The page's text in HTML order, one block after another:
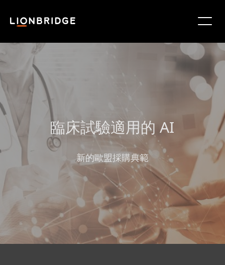
臨床試驗適用的 AI
新的歐盟採購典範